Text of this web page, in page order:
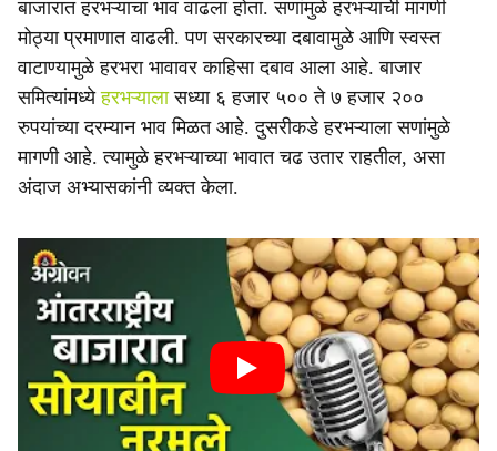
बाजारात हरभऱ्याचा भाव वाढला होता. सणांमुळे हरभऱ्याची मागणी
मोठ्या प्रमाणात वाढली. पण सरकारच्या दबावामुळे आणि स्वस्त
वाटाण्यामुळे हरभरा भावावर काहिसा दबाव आला आहे. बाजार
समित्यांमध्येहरभऱ्यालासध्या ६ हजार ५०० ते ७ हजार २००
रुपयांच्या दरम्यान भाव मिळत आहे. दुसरीकडे हरभऱ्याला सणांमुळे
मागणी आहे. त्यामुळे हरभऱ्याच्या भावात चढ उतार राहतील, असा
अंदाज अभ्यासकांनी व्यक्त केला.